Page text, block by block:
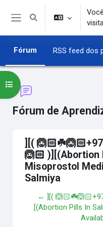
Ir para o conteúdo principal
Alternar entrada de
Fórum RSS feed dos
Fórum de
Abrir índice do curso
][(
🙆🏻 )][(Abortion
Misoprostol
Salmiya
← ][(
[(Abortion Pills In